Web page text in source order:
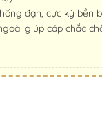
đạn, cực kỳ bền
giúp cáp chắc